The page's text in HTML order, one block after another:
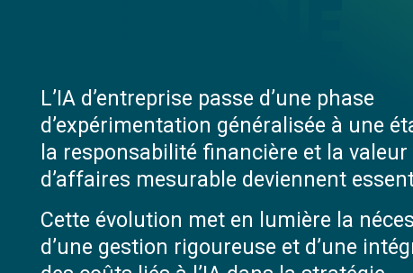
L’IA d’entreprise passe d’une phase
d’expérimentation généralisée à une
la responsabilité financière et la valeur
d’affaires mesurable deviennent
Cette évolution met en lumière la
d’une gestion rigoureuse et d’une